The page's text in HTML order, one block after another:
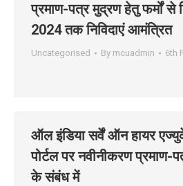
प्रमाण-पत्र मुद्रण हेतु फर्मों से
2024 तक निविदाएं आमंत्रित
Uncategorised By mcuadmin 6th
ऑल इंडिया सर्वें ऑन हायर
पोर्टल पर नवीनीकरण
के संबंध में